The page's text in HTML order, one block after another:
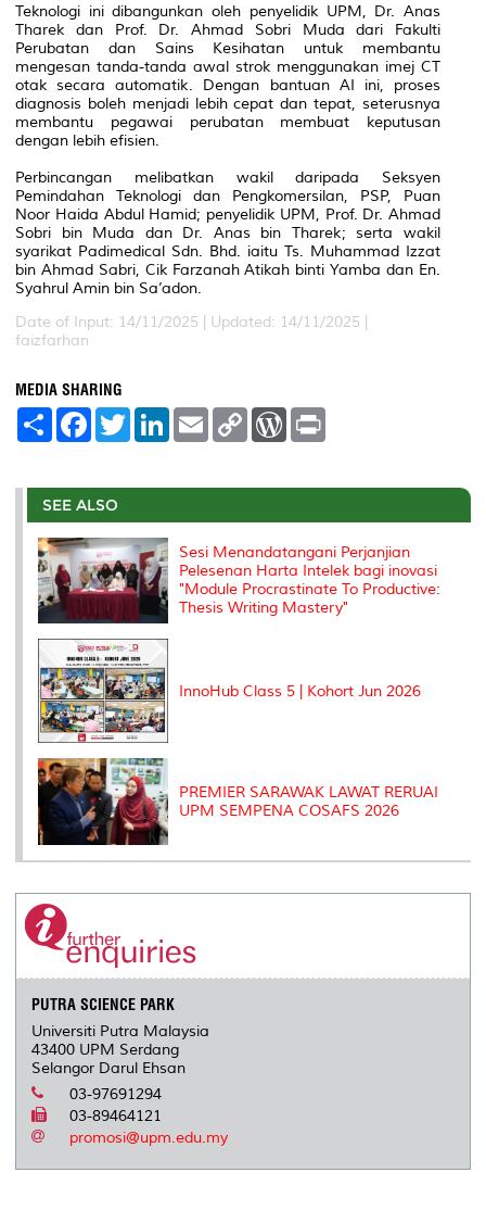
Teknologi ini dibangunkan oleh penyelidik UPM, Dr. Anas
Tharek dan Prof. Dr. Ahmad Sobri Muda dari Fakulti
Perubatan dan Sains Kesihatan untuk membantu
mengesan tanda-tanda awal strok menggunakan imej CT
otak secara automatik. Dengan bantuan AI ini, proses
diagnosis boleh menjadi lebih cepat dan tepat, seterusnya
membantu pegawai perubatan membuat keputusan
dengan lebih efisien.
Perbincangan melibatkan wakil daripada Seksyen
Pemindahan Teknologi dan Pengkomersilan, PSP, Puan
Noor Haida Abdul Hamid; penyelidik UPM, Prof. Dr. Ahmad
Sobri bin Muda dan Dr. Anas bin Tharek; serta wakil
syarikat Padimedical Sdn. Bhd. iaitu Ts. Muhammad Izzat
bin Ahmad Sabri, Cik Farzanah Atikah binti Yamba dan En.
Syahrul Amin bin Sa’adon.
Date of Input: 14/11/2025 | Updated: 14/11/2025 |
faizfarhan
MEDIA SHARING
S
e
F
a
b
o
o
k
T
w
t
r
L
e
I
E
m
l
C
L
n
W
P
e
s
t
SEE ALSO
Sesi Menandatangani Perjanjian
Pelesenan Harta Intelek bagi inovasi
"Module Procrastinate To Productive:
Thesis Writing Mastery"
InnoHub Class 5 | Kohort Jun 2026
PREMIER SARAWAK LAWAT RERUAI
UPM SEMPENA COSAFS 2026
PUTRA SCIENCE PARK
Universiti Putra Malaysia
43400 UPM Serdang
Selangor Darul Ehsan
03-97691294
03-89464121
promosi@upm.edu.my